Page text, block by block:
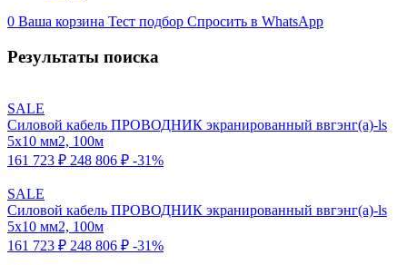
0 Ваша корзина Тест подбор Спросить в WhatsApp
Результаты поиска
SALE
Силовой кабель ПРОВОДНИК экранированный ввгэнг(a)-ls
5x10 мм2, 100м
161 723 ₽ 248 806 ₽ -31%
SALE
Силовой кабель ПРОВОДНИК экранированный ввгэнг(a)-ls
5x10 мм2, 100м
161 723 ₽ 248 806 ₽ -31%